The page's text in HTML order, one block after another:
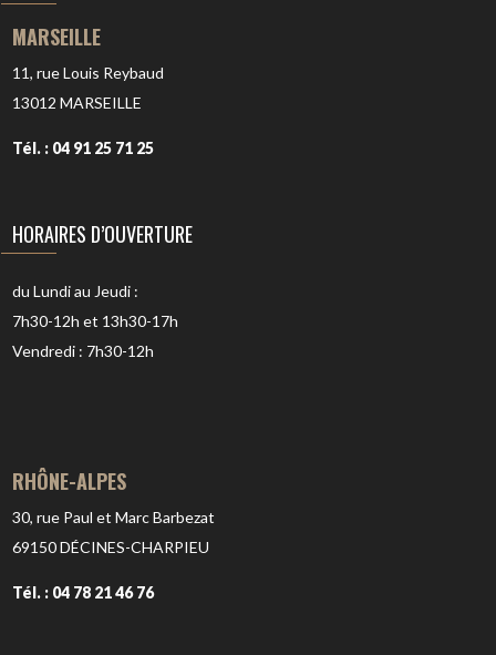
MARSEILLE
11, rue Louis Reybaud
13012MARSEILLE
Tél. : 04 91 25 71 25
HORAIRES D’OUVERTURE
du Lundi au Jeudi :
7h30-12h et 13h30-17h
Vendredi : 7h30-12h
RHÔNE-ALPES
30, rue Paul et Marc Barbezat
69150DÉCINES-CHARPIEU
Tél. : 04 78 21 46 76